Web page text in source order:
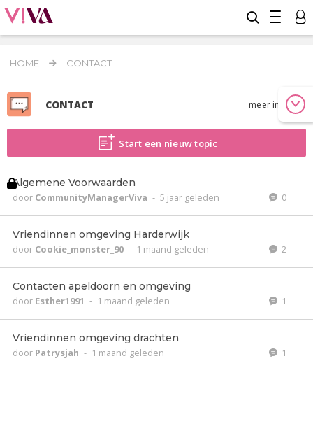
HOME CONTACT
CONTACT meer info
Start een nieuw topic
Algemene Voorwaarden
door CommunityManagerViva - 5 jaar geleden 0
Vriendinnen omgeving Harderwijk
door Cookie_monster_90 - 1 maand geleden 2
Contacten apeldoorn en omgeving
door Esther1991 - 1 maand geleden 1
Vriendinnen omgeving drachten
door Patrysjah - 1 maand geleden 1